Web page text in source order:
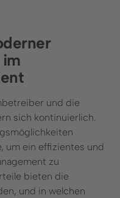
und die
sich kontinuierlich.
um ein effizientes und
zu
bieten die
und in welchen